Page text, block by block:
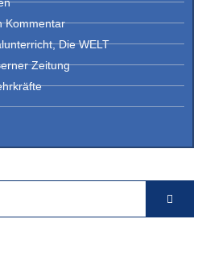
Kommentar
Die WELT
Zeitung